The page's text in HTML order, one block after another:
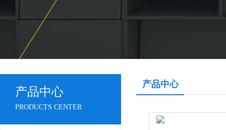
产品中心
PRODUCTS CENTER
产品中心